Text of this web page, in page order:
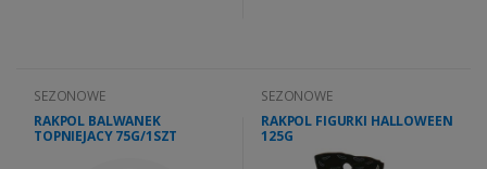
SEZONOWE
RAKPOL BALWANEK
TOPNIEJACY 75G/1SZT
SEZONOWE
RAKPOL FIGURKI HALLOWEEN
125G